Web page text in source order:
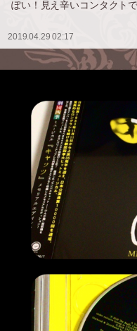
ぽい！見え辛いコンタクト
2019.04.29 02:17